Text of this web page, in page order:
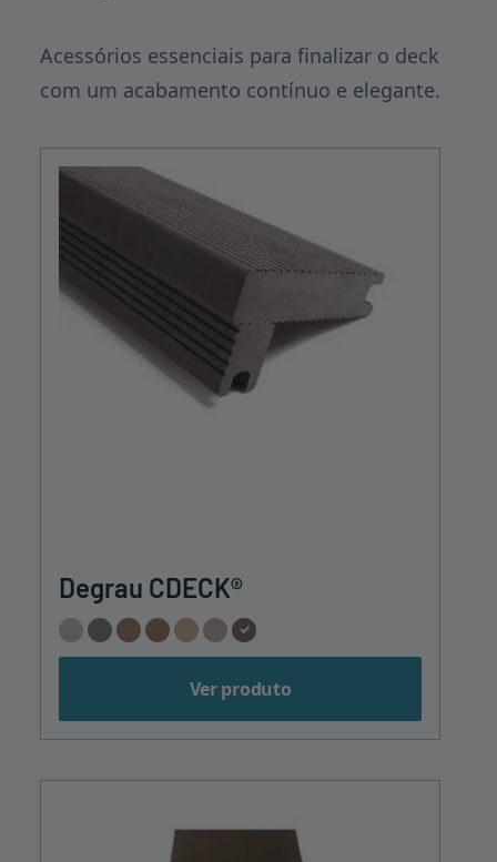
Acessórios essenciais para finalizar o deck
com um acabamento contínuo e elegante.
Degrau CDECK®
Ver produto